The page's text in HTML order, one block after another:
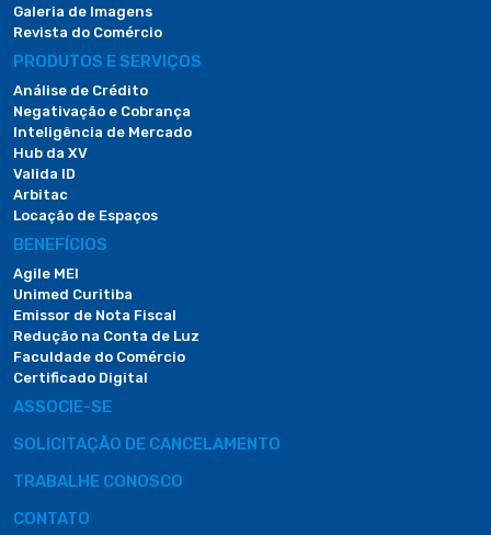
Galeria de Imagens
Revista do Comércio
PRODUTOS E SERVIÇOS
Análise de Crédito
Negativação e Cobrança
Inteligência de Mercado
Hub da XV
Valida ID
Arbitac
Locação de Espaços
BENEFÍCIOS
Agile MEI
Unimed Curitiba
Emissor de Nota Fiscal
Redução na Conta de Luz
Faculdade do Comércio
Certificado Digital
ASSOCIE-SE
SOLICITAÇÃO DE CANCELAMENTO
TRABALHE CONOSCO
CONTATO